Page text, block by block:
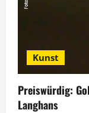
Kunst
Preiswürdig:
Langhans